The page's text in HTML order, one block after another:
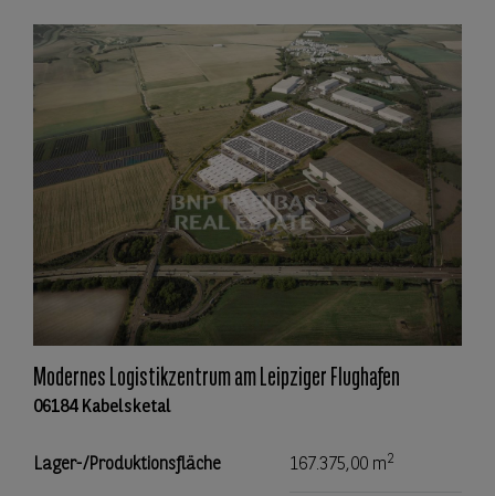
Modernes Logistikzentrum am Leipziger Flughafen
06184 Kabelsketal
Lager-/Produktionsfläche 167.375,00 m2